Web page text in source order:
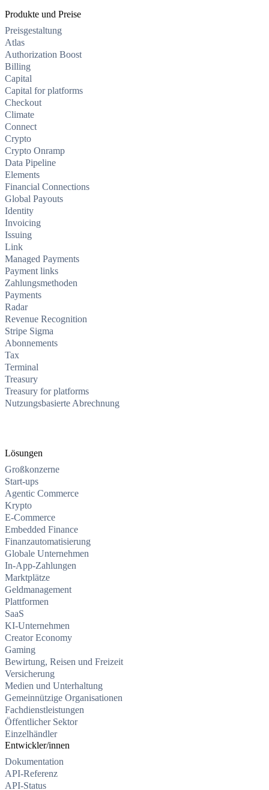
Produkte und Preise
Preisgestaltung
Atlas
Authorization Boost
Billing
Capital
Capital for platforms
Checkout
Climate
Connect
Crypto
Crypto Onramp
Data Pipeline
Elements
Financial Connections
Global Payouts
Identity
Invoicing
Issuing
Link
Managed Payments
Payment links
Zahlungsmethoden
Payments
Radar
Revenue Recognition
Stripe Sigma
Abonnements
Tax
Terminal
Treasury
Treasury for platforms
Nutzungsbasierte Abrechnung
Lösungen
Großkonzerne
Start-ups
Agentic Commerce
Krypto
E-Commerce
Embedded Finance
Finanzautomatisierung
Globale Unternehmen
In-App-Zahlungen
Marktplätze
Geldmanagement
Plattformen
SaaS
KI-Unternehmen
Creator Economy
Gaming
Bewirtung, Reisen und Freizeit
Versicherung
Medien und Unterhaltung
Gemeinnützige Organisationen
Fachdienstleistungen
Öffentlicher Sektor
Einzelhändler
Entwickler/innen
Dokumentation
API-Referenz
API-Status